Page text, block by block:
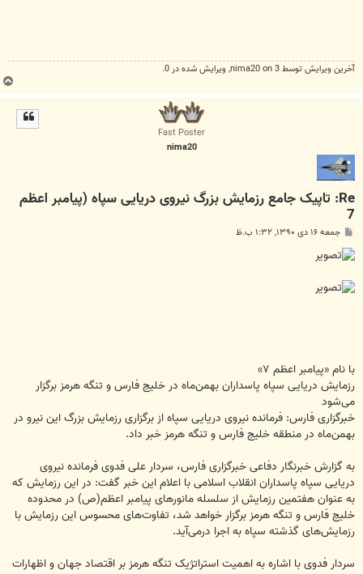
آخرین ويرايش توسط 3 on nima20, ويرايش شده در 0.
Fast Poster
nima20
Re: تاپیک جامع رزمایش بزرگ نیروی دریایی سپاه (پیامبر اعظم
7
ت
جمعه ۱۶ دی ۱۳۹۰, ۱:۳۲ ب.ظ
با نام «پیامبر اعظم ۷»
رزمایش دریایی سپاه پاسداران بهمن‌ماه در خلیج فارس و تنگه هرمز برگزار
می‌شود
خبرگزاری فارس: فرمانده نیروی دریایی سپاه از برگزاری رزمایش بزرگ این نیرو در
بهمن‌ماه در منطقه خلیج فارس و تنگه هرمز خبر داد.
به گزارش خبرنگار دفاعی خبرگزاری فارس، سردار علی فدوی فرمانده نیروی
دریایی سپاه پاسداران انقلاب اسلامی با اعلام این خبر گفت: در این رزمایش که
به عنوان هفتمین رزمایش از سلسله مانورهای پیامبر اعظم(ص) در محدوده
خلیج فارس و تنگه هرمز برگزار خواهد شد، تفاوت‌های محسوس این رزمایش با
رزمایش‌های گذشته سپاه به اجرا درمی‌آید.
سردار فدوی با اشاره به اهمیت استراتژیک تنگه هرمز بر اقتصاد جهان و اظهارات